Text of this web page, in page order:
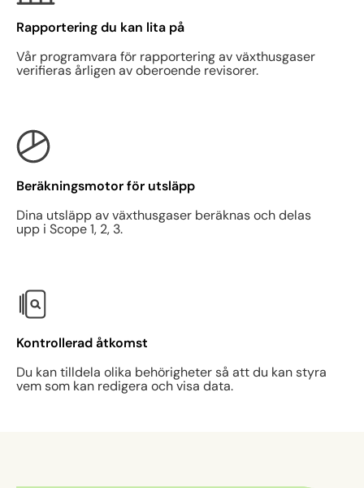
Rapportering du kan lita på
Vår programvara för rapportering av växthusgaser
verifieras årligen av oberoende revisorer.
Beräkningsmotor för utsläpp
Dina utsläpp av växthusgaser beräknas och delas
upp i Scope 1, 2, 3.
Kontrollerad åtkomst
Du kan tilldela olika behörigheter så att du kan styra
vem som kan redigera och visa data.